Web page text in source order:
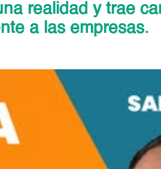
realidad y trae
a las empresas.